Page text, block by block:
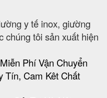
y tế inox, giường
chúng tôi sản xuất hiện
Phí Vận Chuyển
Tín, Cam Kêt Chất